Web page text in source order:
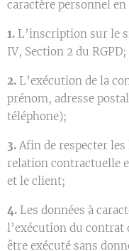
caractère personnel
1. L’inscription sur le
IV, Section 2 du RGPD;
2. L’exécution de la
prénom, adresse
téléphone);
3. Afin de respecter
relation contractuelle
et le client;
4. Les données à
l’exécution du contrat
être exécuté sans